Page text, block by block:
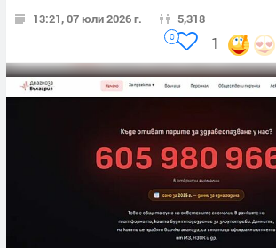
13:21, 07 юли 2026 г. 5,318
1
0